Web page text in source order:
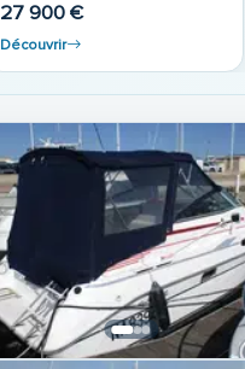
27 900 €
Découvrir